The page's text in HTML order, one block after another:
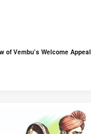
of Vembu’s Welcome Appeal